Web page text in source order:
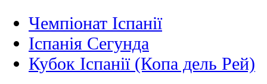
Чемпіонат Іспанії
Іспанія Сегунда
Кубок Іспанії (Копа дель Рей)